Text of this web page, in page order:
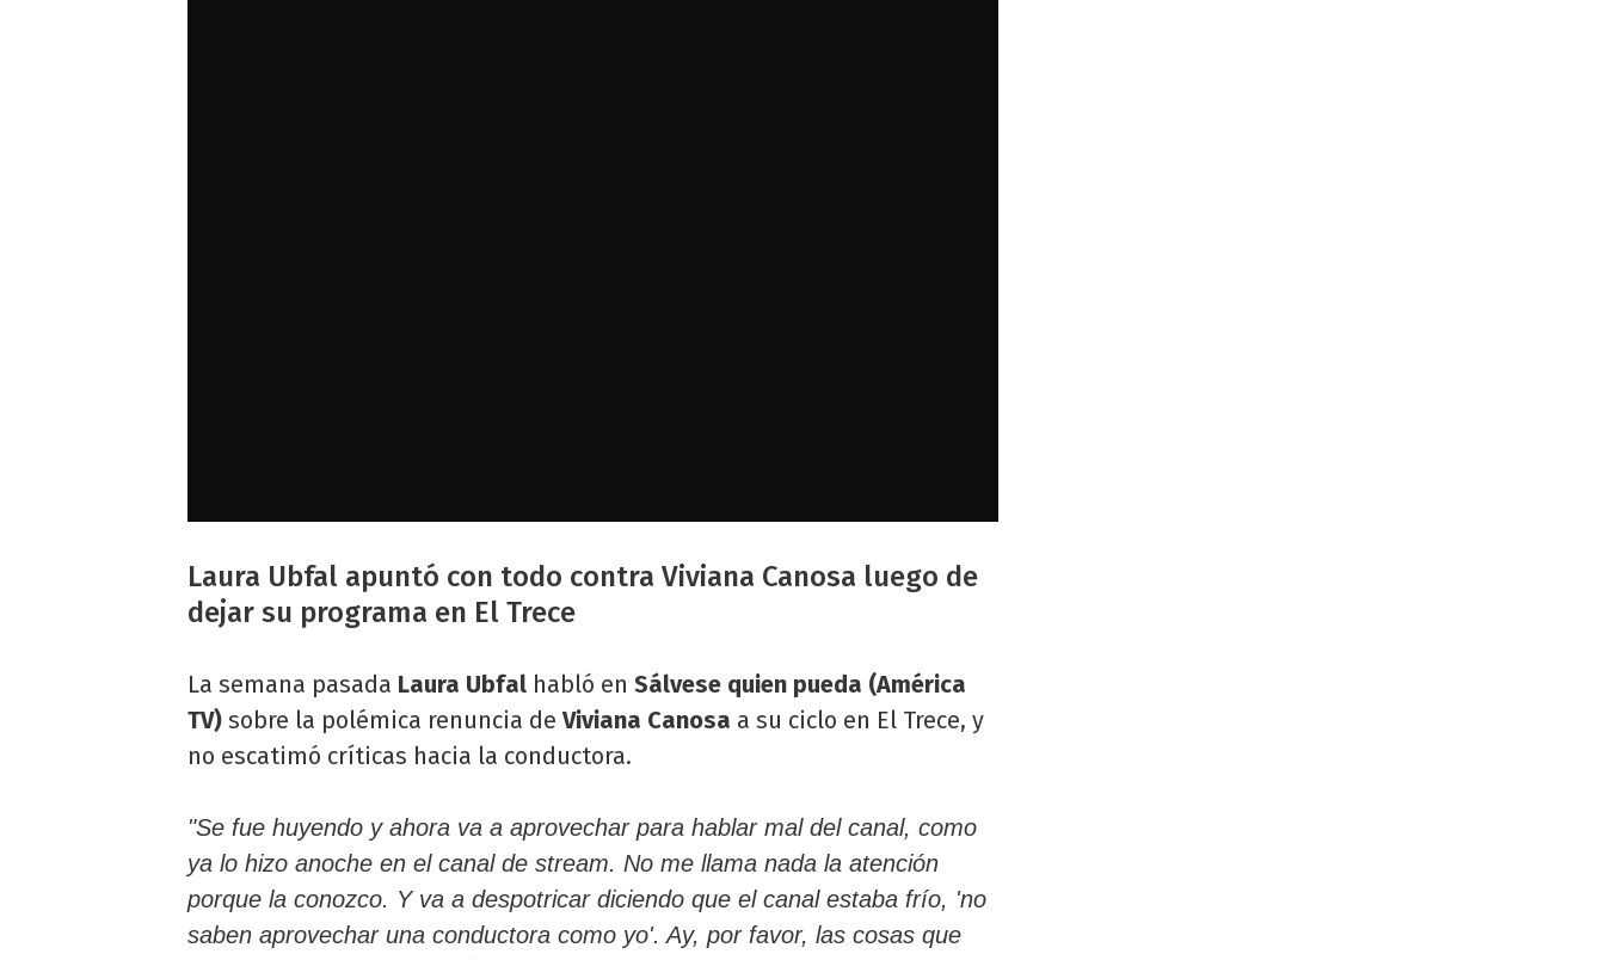
Laura Ubfal apuntó con todo contra Viviana Canosa luego de
dejar su programa en El Trece
La semana pasada Laura Ubfal habló en Sálvese quien pueda (América
TV) sobre la polémica renuncia deViviana Canosa a su ciclo en El Trece, y
no escatimó críticas hacia la conductora.
"Se fue huyendo y ahora va a aprovechar para hablar mal del canal, como
ya lo hizo anoche en el canal de stream. No me llama nada la atención
porque la conozco. Y va a despotricar diciendo que el canal estaba frío, 'no
saben aprovechar una conductora como yo'. Ay, por favor, las cosas que